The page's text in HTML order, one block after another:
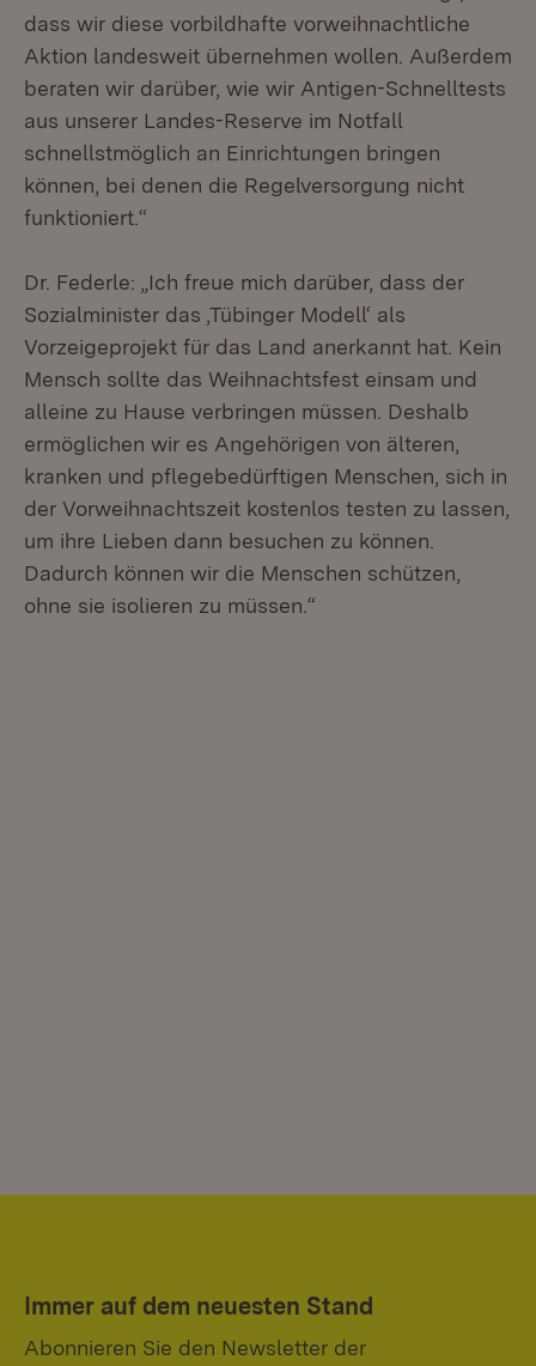
dass wir diese vorbildhafte vorweihnachtliche
Aktion landesweit übernehmen wollen. Außerdem
beraten wir darüber, wie wir Antigen-Schnelltests
aus unserer Landes-Reserve im Notfall
schnellstmöglich an Einrichtungen bringen
können, bei denen die Regelversorgung nicht
funktioniert.“
Dr. Federle: „Ich freue mich darüber, dass der
Sozialminister das ,Tübinger Modell‘ als
Vorzeigeprojekt für das Land anerkannt hat. Kein
Mensch sollte das Weihnachtsfest einsam und
alleine zu Hause verbringen müssen. Deshalb
ermöglichen wir es Angehörigen von älteren,
kranken und pflegebedürftigen Menschen, sich in
der Vorweihnachtszeit kostenlos testen zu lassen,
um ihre Lieben dann besuchen zu können.
Dadurch können wir die Menschen schützen,
ohne sie isolieren zu müssen.“
Immer auf dem neuesten Stand
Abonnieren Sie den Newsletter der